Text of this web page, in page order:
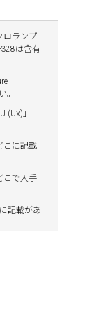
ロランプ
328は含有
。
(Ux)」
こに記載
こで入手
記載があ